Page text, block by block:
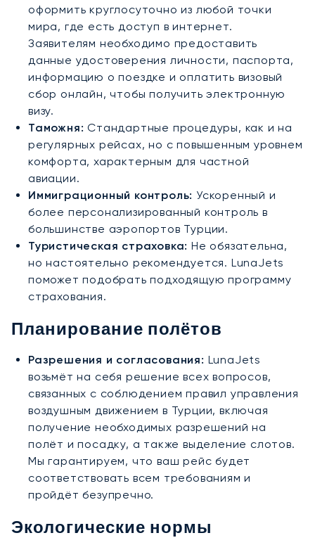
оформить круглосуточно из любой точки
мира, где есть доступ в интернет.
Заявителям необходимо предоставить
данные удостоверения личности, паспорта,
информацию о поездке и оплатить визовый
сбор онлайн, чтобы получить электронную
визу.
Таможня: Стандартные процедуры, как и на
регулярных рейсах, но с повышенным уровнем
комфорта, характерным для частной
авиации.
Иммиграционный контроль: Ускоренный и
более персонализированный контроль в
большинстве аэропортов Турции.
Туристическая страховка: Не обязательна,
но настоятельно рекомендуется. LunaJets
поможет подобрать подходящую программу
страхования.
Планирование полётов
Разрешения и согласования: LunaJets
возьмёт на себя решение всех вопросов,
связанных с соблюдением правил управления
воздушным движением в Турции, включая
получение необходимых разрешений на
полёт и посадку, а также выделение слотов.
Мы гарантируем, что ваш рейс будет
соответствовать всем требованиям и
пройдёт безупречно.
Экологические нормы